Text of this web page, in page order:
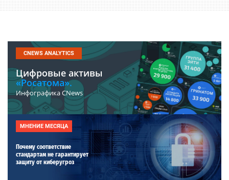
CNEWS ANALYTICS
Цифровые активы
«Росатома».
Инфографика CNews
МНЕНИЕ МЕСЯЦА
Почему соответствие
стандартам не гарантирует
защиту от киберугроз